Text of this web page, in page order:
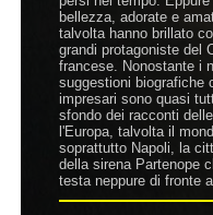
bellezza, adorate e
talvolta hanno brillato
grandi protagoniste del
francese. Nonostante i
suggestioni biografiche
impresari sono quasi
sfondo dei racconti
l'Europa, talvolta il
soprattutto Napoli, la
della sirena Partenope
testa neppure di fronte